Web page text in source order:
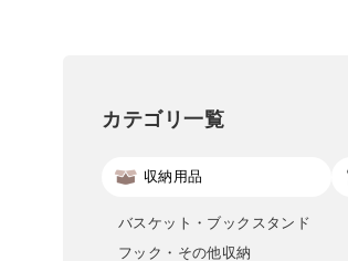
カテゴリ一覧
収納用品
バスケット・ブックスタンド
フック・その他収納